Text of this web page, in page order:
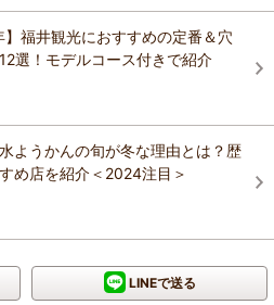
】福井観光におすすめの定番＆穴
選！モデルコース付きで紹介
水ようかんの旬が冬な理由とは？歴
め店を紹介＜2024注目＞
LINEで送る